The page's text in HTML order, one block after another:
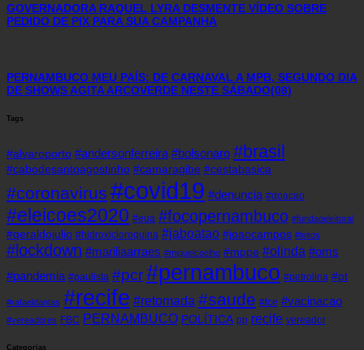
GOVERNADORA RAQUEL LYRA DESMENTE VÍDEO SOBRE
PEDIDO DE PIX PARA SUA CAMPANHA
PERNAMBUCO MEU PAÍS: DE CARNAVAL A MPB, SEGUNDO DIA
DE SHOWS AGITA ARCOVERDE NESTE SÁBADO(08)
Tags
#alvaroporto #andersonferreira #bolsonaro #brasil
#cabodesantoagostinho #camaragibe #cestabasica
#coronavirus #covid19 #denuncia #doacao
#eleicoes2020 #eua #focopernambuco #fundaoeleitoral
#geraldojulio #hidroxicloroquina #jaboatao #joaocampos #leitos
#lockdown #mariliaarraes #miguelcoelho #mppe #olinda #oms
#pandemia #paulista #pcr#pernambuco #petrolina #pt
#rafaeldantas #recife #retomada #saude #tce #vacinacao
#vereadores FBC PERNAMBUCO POLÍTICA pp recife vereador
Categorias